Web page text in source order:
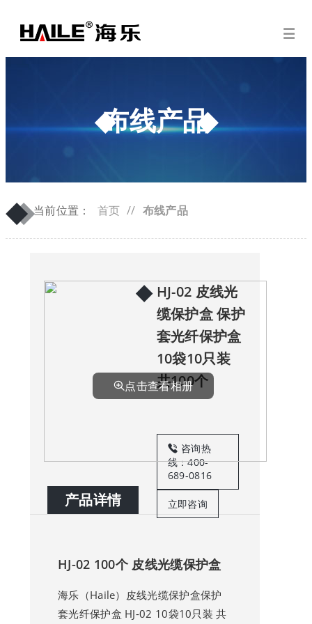
布线产品
◆
◆当前位置： 首页 // 布线产品
点击查看相册
◆ HJ-02 皮线光
缆保护盒 保护
套光纤保护盒
10袋10只装
共100个
咨询热
线：400-
689-0816
立即咨询
产品详情
HJ-02 100个 皮线光缆保护盒
海乐（Haile）皮线光缆保护盒保护
套光纤保护盒 HJ-02 10袋10只装 共